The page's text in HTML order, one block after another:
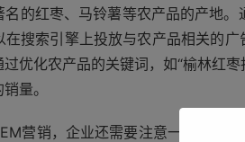
的红枣、马铃薯等农产品的产地
搜索引擎上投放与农产品相关的
优化农产品的关键词，如“榆林红枣
量。
营销，企业还需要注意一些问题